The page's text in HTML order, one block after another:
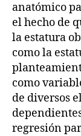
anatómico
el hecho de
la estatura
como la
como
de diversos
regresión